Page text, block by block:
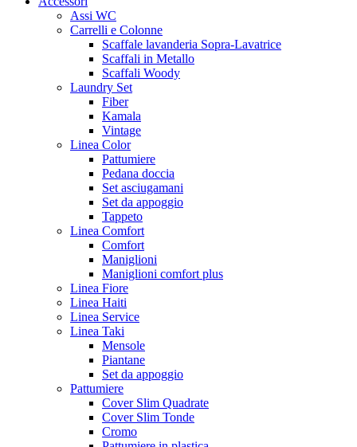
Assi WC
Carrelli e Colonne
Scaffale lavanderia Sopra-Lavatrice
Scaffali in Metallo
Scaffali Woody
Laundry Set
Fiber
Kamala
Vintage
Linea Color
Pattumiere
Pedana doccia
Set asciugamani
Set da appoggio
Tappeto
Linea Comfort
Comfort
Maniglioni
Maniglioni comfort plus
Linea Fiore
Linea Haiti
Linea Service
Linea Taki
Mensole
Piantane
Set da appoggio
Pattumiere
Cover Slim Quadrate
Cover Slim Tonde
Cromo